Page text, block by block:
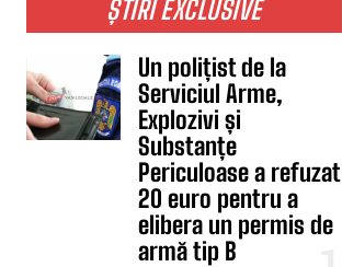
ȘTIRI EXCLUSIVE
Un polițist de la
Serviciul Arme,
Explozivi și
Substanțe
Periculoase a refuzat
20 euro pentru a
elibera un permis de
armă tip B